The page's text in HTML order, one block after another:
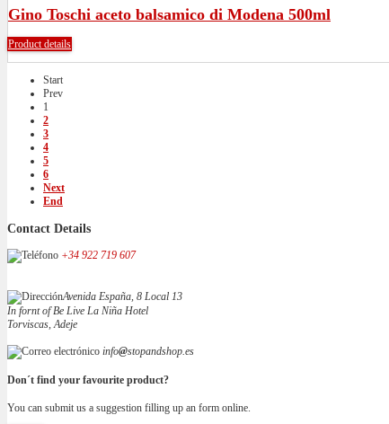
Gino Toschi aceto balsamico di Modena 500ml
Product details
Start
Prev
1
2
3
4
5
6
Next
End
Contact Details
+34 922 719 607
Avenida España, 8 Local 13
In fornt of Be Live La Niña Hotel
Torviscas, Adeje
info@stopandshop.es
Don´t find your favourite product?
You can submit us a suggestion filling up an form online.